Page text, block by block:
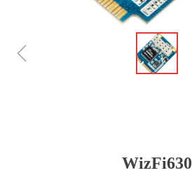
WizFi630
ꁆ